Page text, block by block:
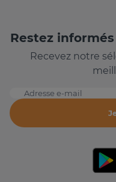
Restez
Recevez notre
Adresse e-mail